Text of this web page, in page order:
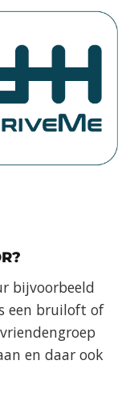
bijvoorbeeld
een bruiloft of
en daar ook